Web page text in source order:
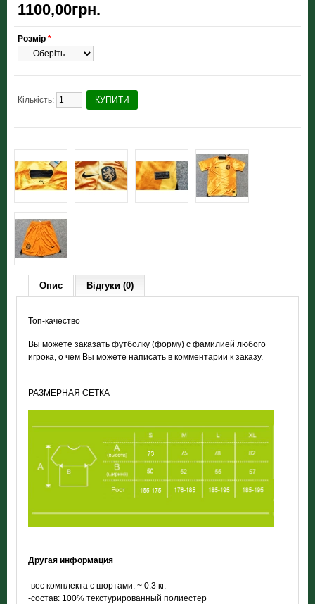
1100,00грн.
Розмір *
Кількість: КУПИТИ
Опис Відгуки (0)
Топ-качество
Вы можете заказать футболку (форму) с фамилией любого
игрока, о чем Вы можете написать в комментарии к заказу.
РАЗМЕРНАЯ СЕТКА
Другая информация
-вес комплекта с шортами: ~ 0.3 кг.
-состав: 100% текстурированный полиестер